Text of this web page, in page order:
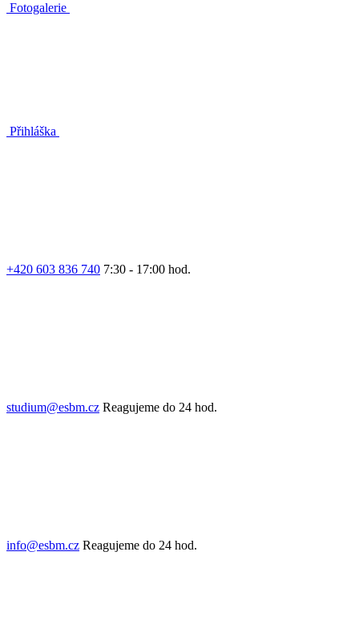
Fotogalerie
Přihláška
+420 603 836 740 7:30 - 17:00 hod.
studium@esbm.cz Reagujeme do 24 hod.
info@esbm.cz Reagujeme do 24 hod.